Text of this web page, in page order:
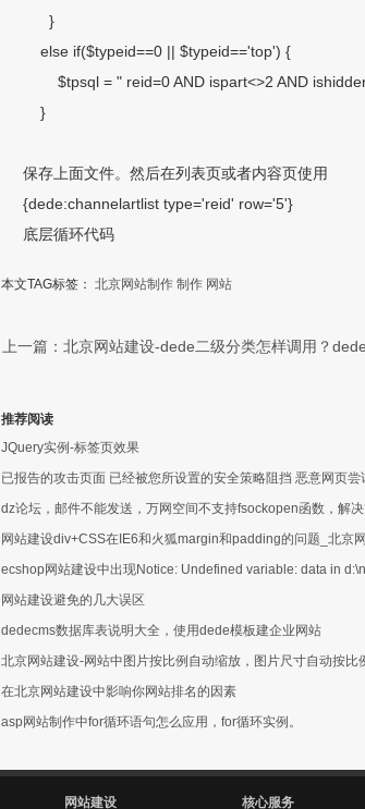
}
else if($typeid==0 || $typeid=='top') {
$tpsql = " reid=0 AND ispart<>2 AND
}
保存上面文件。然后在列表页或者内容页使用
{dede:channelartlist type='reid' row='5'}
底层循环代码
本文TAG标签： 北京网站制作 制作 网站
上一篇：北京网站建设-dede二级分类怎样调用？
推荐阅读
JQuery实例-标签页效果
已报告的攻击页面 已经被您所设置的安全策略阻挡 恶意网页尝
dz论坛，邮件不能发送，万网空间不支持fsockopen函数，解决
网站建设div+CSS在IE6和火狐margin和padding的问题_北京
ecshop网站建设中出现Notice: Undefined variable: data in
网站建设避免的几大误区
dedecms数据库表说明大全，使用dede模板建企业网站
北京网站建设-网站中图片按比例自动缩放，图片尺寸自动按比
在北京网站建设中影响你网站排名的因素
asp网站制作中for循环语句怎么应用，for循环实例。
网站建设 核心服务